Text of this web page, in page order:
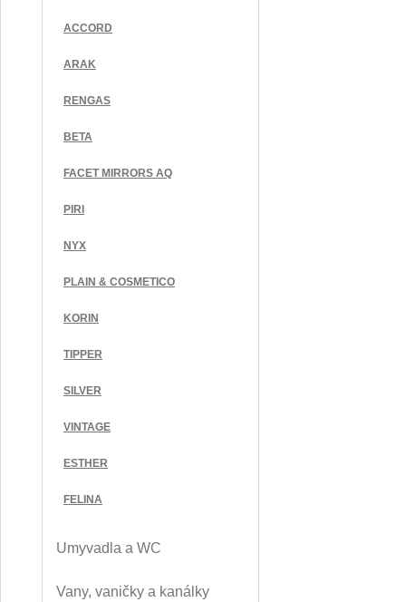
ACCORD
ARAK
RENGAS
BETA
FACET MIRRORS AQ
PIRI
NYX
PLAIN & COSMETICO
KORIN
TIPPER
SILVER
VINTAGE
ESTHER
FELINA
Umyvadla a WC
Vany, vaničky a kanálky